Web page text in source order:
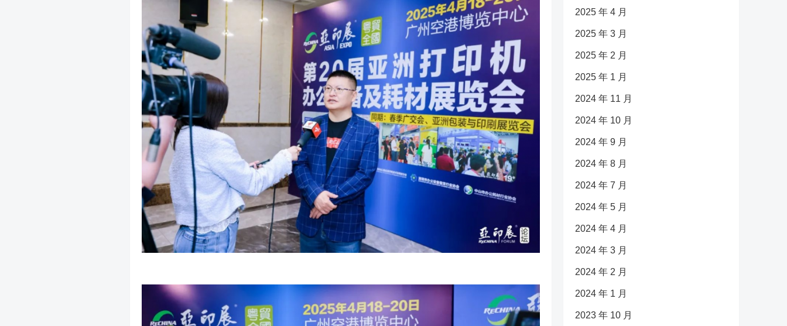
2025 年 4 月
2025 年 3 月
2025 年 2 月
2025 年 1 月
2024 年 11 月
2024 年 10 月
2024 年 9 月
2024 年 8 月
2024 年 7 月
2024 年 5 月
2024 年 4 月
2024 年 3 月
2024 年 2 月
2024 年 1 月
2023 年 10 月